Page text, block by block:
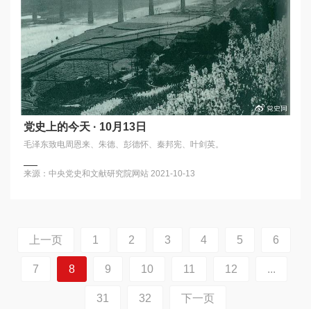
党史上的今天 · 10月13日
毛泽东致电周恩来、朱德、彭德怀、秦邦宪、叶剑英。
来源：中央党史和文献研究院网站 2021-10-13
上一页 1 2 3 4 5 6
7 8 9 10 11 12 ...
31 32 下一页